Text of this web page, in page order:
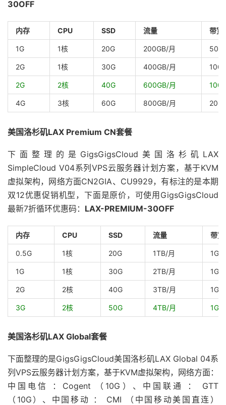
30OFF
内存 CPU SSD 流量 带宽
1G 1核 20G 200GB/月
2G 1核 30G 400GB/月
2G 2核 40G 600GB/月
4G 3核 60G 800GB/月
美国洛杉矶LAX Premium CN套餐
下面整理的是GigsGigsCloud美国洛杉矶LAX
SimpleCloud V04系列VPS云服务器计划方案，基于KVM
虚拟架构，网络方面CN2GIA、CU9929，有标注的是本期
双12优惠促销机型，下面是原价，可使用GigsGigsCloud
最新7折循环优惠码： LAX-PREMIUM-30OFF
内存 CPU SSD 流量 带宽
0.5G 1核 20G 1TB/月
1G 1核 30G 2TB/月
2G 2核 40G 3TB/月
3G 2核 50G 4TB/月
美国洛杉矶LAX Global套餐
下面整理的是GigsGigsCloud美国洛杉矶LAX Global 04系
列VPS云服务器计划方案，基于KVM虚拟架构，网络方面：
中国电信 ：Cogent （10G）、中国联通 ： GTT
（10G）、中国移动 ： CMI （中国移动美国直连）